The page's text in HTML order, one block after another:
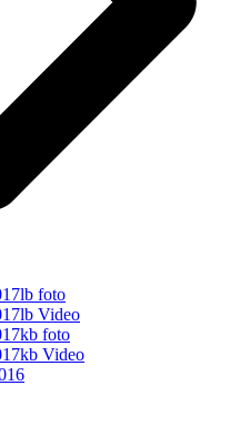
foto
Video
foto
Video